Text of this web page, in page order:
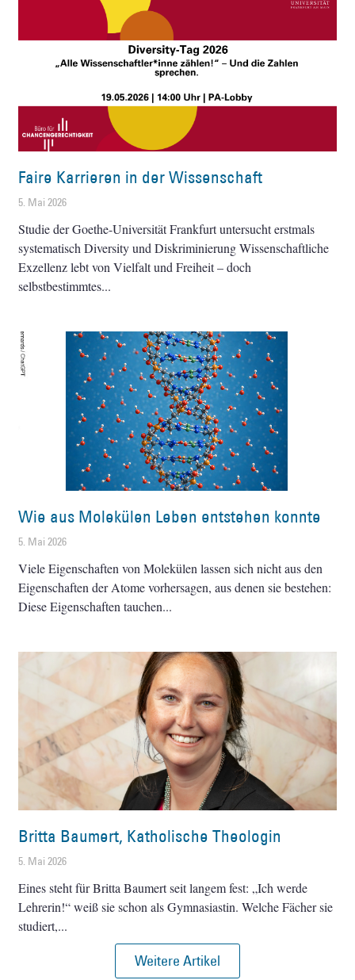
Faire Karrieren in der Wissenschaft
5. Mai 2026
Studie der Goethe-Universität Frankfurt untersucht erstmals
systematisch Diversity und Diskriminierung Wissenschaftliche
Exzellenz lebt von Vielfalt und Freiheit – doch
selbstbestimmtes
Wie aus Molekülen Leben entstehen konnte
5. Mai 2026
Viele Eigenschaften von Molekülen lassen sich nicht aus den
Eigenschaften der Atome vorhersagen, aus denen sie bestehen:
Diese Eigenschaften tauchen
Britta Baumert, Katholische Theologin
5. Mai 2026
Eines steht für Britta Baumert seit langem fest: „Ich werde
Lehrerin!“ weiß sie schon als Gymnasiastin. Welche Fächer sie
studiert,
Weitere Artikel